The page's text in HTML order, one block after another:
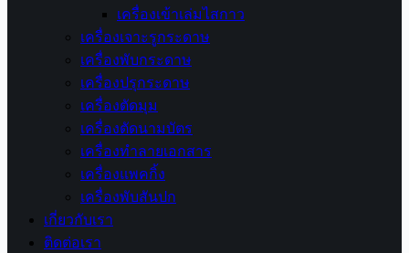
เครื่องเข้าเล่มไสกาว
เครื่องเจาะรูกระดาษ
เครื่องพับกระดาษ
เครื่องปรุกระดาษ
เครื่องตัดมุม
เครื่องตัดนามบัตร
เครื่องทำลายเอกสาร
เครื่องแพคกิ้ง
เครื่องพับสันปก
เกี่ยวกับเรา
ติดต่อเรา